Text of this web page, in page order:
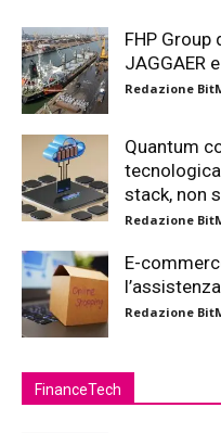
FHP
JAGGAER
Redazione
Quantum
stack, non
Redazione
E-
Redazione
FinanceTech